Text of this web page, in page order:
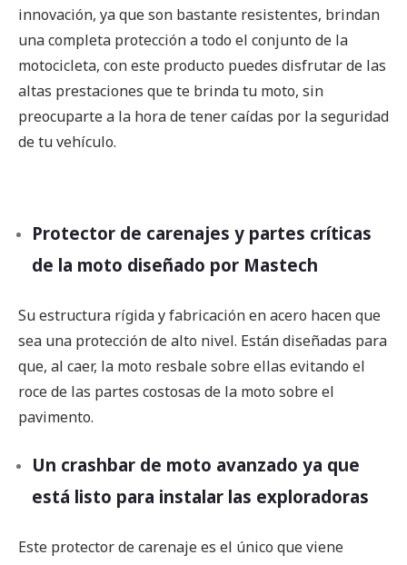
innovación, ya que son bastante resistentes, brindan
una completa protección a todo el conjunto de la
motocicleta, con este producto puedes disfrutar de las
altas prestaciones que te brinda tu moto, sin
preocuparte a la hora de tener caídas por la seguridad
de tu vehículo.
Protector de carenajes y partes críticas
de la moto diseñado por Mastech
Su estructura rígida y fabricación en acero hacen que
sea una protección de alto nivel. Están diseñadas para
que, al caer, la moto resbale sobre ellas evitando el
roce de las partes costosas de la moto sobre el
pavimento.
Un crashbar de moto avanzado ya que
está listo para instalar las exploradoras
Este protector de carenaje es el único que viene